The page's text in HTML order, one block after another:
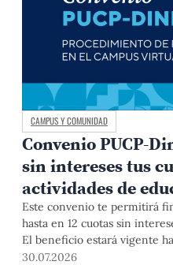
CAMPUS Y COMUNIDAD
Convenio PUCP-
sin intereses tus
actividades de
Este convenio te permitirá
hasta en 12 cuotas sin
El beneficio estará vigente
2026 para pregrado y
30.07.2026